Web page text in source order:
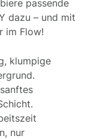
passende
dazu – und mit
im Flow!
klumpige
nur